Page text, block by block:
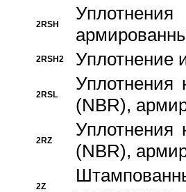
2RSH
2RSH2 Уплотнение
2RSL
Уплотнения
(NBR),
2RZ
Уплотнения
(NBR),
2Z